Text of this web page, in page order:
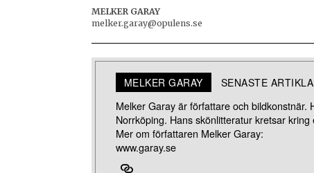
MELKER GARAY
melker.garay@opulens.se
MELKER GARAY SENASTE
Melker Garay är författare och
Norrköping. Hans skönlitteratur kretsar
Mer om författaren Melker Garay:
www.garay.se